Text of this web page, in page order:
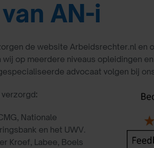
AN-i
de website Arbeidsrechter.nl en
op meerdere niveaus opleidingen
advocaat volgen bij
:
Nationale
en het UWV.
Kroef, Labee, Boels